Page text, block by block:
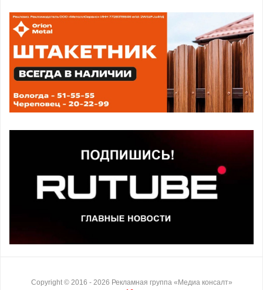
Copyright © 2016 - 2026 Рекламная группа «Медиа консалт»